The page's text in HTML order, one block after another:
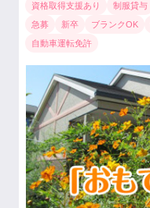
資格取得支援あり
制服貸与
急募
新卒 ブランクOK
自動車運転免許